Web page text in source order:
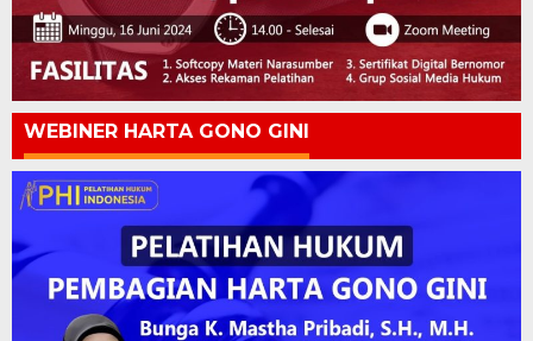
WEBINER HARTA GONO GINI